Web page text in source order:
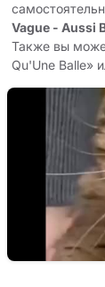
Vague - Aussi
Также вы
Qu'Une Balle»